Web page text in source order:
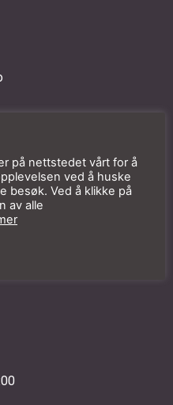
på nettstedet vårt for å
ved å huske
besøk. Ved å klikke på
av alle